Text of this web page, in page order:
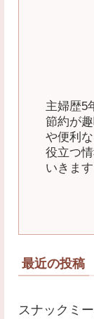
主婦歴5
節約が
や便利な
役立つ
いきま
最近の投稿
スナックミ